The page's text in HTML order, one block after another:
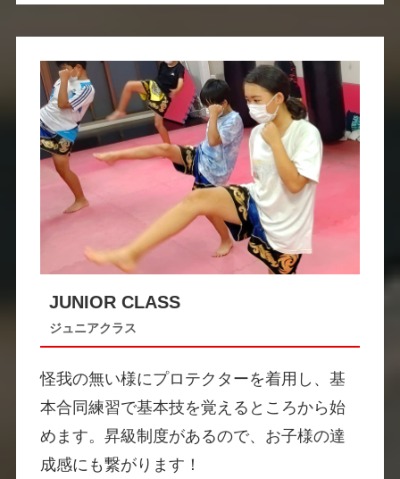
JUNIOR CLASS
ジュニアクラス
怪我の無い様にプロテクターを着用し、基
本合同練習で基本技を覚えるところから始
めます。昇級制度があるので、お子様の達
成感にも繋がります！